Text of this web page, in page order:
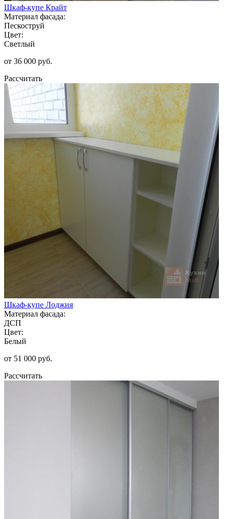
Шкаф-купе Крайт
Материал фасада:
Пескоструй
Цвет:
Светлый
от 36 000 руб.
Рассчитать
Шкаф-купе Лоджия
Материал фасада:
ДСП
Цвет:
Белый
от 51 000 руб.
Рассчитать